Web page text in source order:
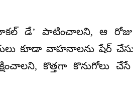
డే’ పాటించాలని, ఆ
కూడా వాహనాలను షేర్
కొత్తగా కొనుగోలు